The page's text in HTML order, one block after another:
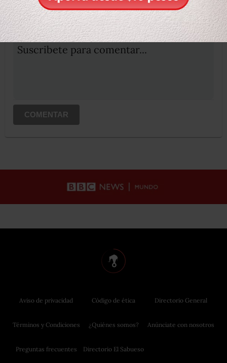
Iniciar sesión Registrate
Suscribete para comentar...
COMENTAR
Aviso de privacidad
Términos y Condiciones
Preguntas frecuentes
Código de ética
¿Quiénes somos?
Directorio El Sabueso
Directorio General
Anúnciate con nosotros